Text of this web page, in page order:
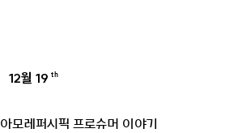
12월 19 th
아모레퍼시픽 프로슈머 이야기